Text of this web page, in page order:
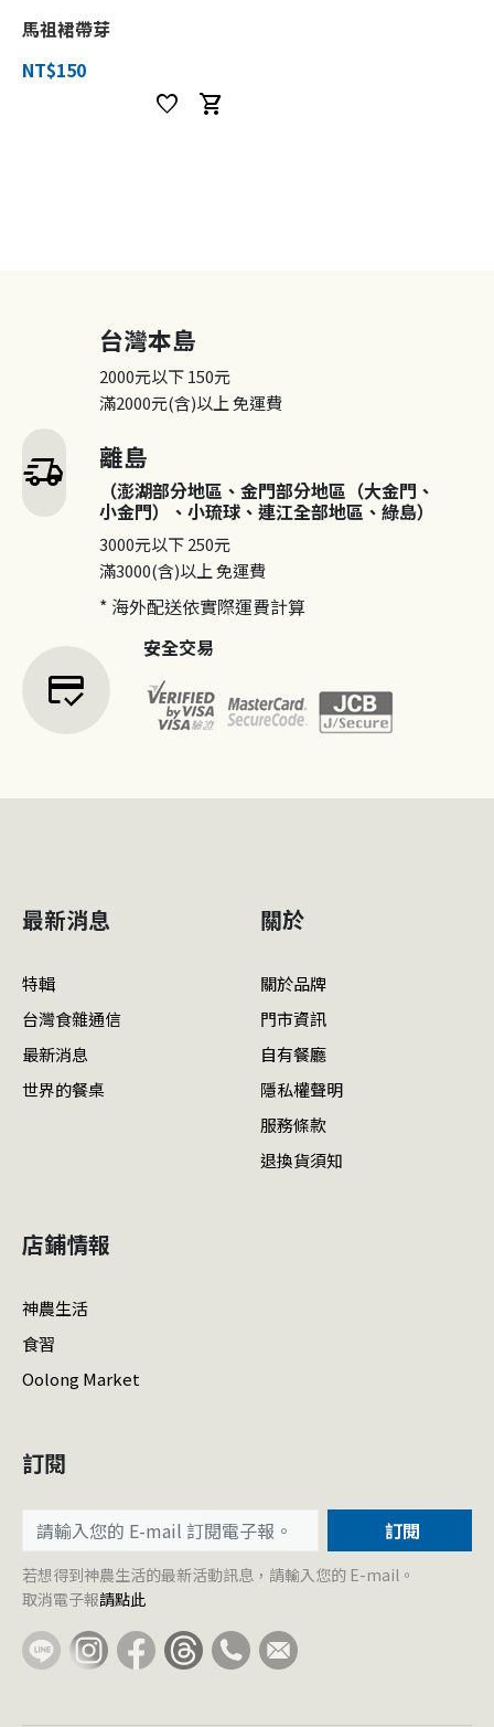
馬祖裙帶芽
NT$150
favorite shopping_cart
delivery_truck_speed
台灣本島
2000元以下150元
滿2000元(含)以上免運費
離島
（澎湖部分地區、金門部分地區（大金門、
小金門）、小琉球、連江全部地區、綠島）
3000元以下250元
滿3000(含)以上免運費
* 海外配送依實際運費計算
credit_score
安全交易
最新消息
特輯
台灣食雜通信
最新消息
世界的餐桌
關於
關於品牌
門市資訊
自有餐廳
隱私權聲明
服務條款
退換貨須知
店鋪情報
神農生活
食習
Oolong Market
訂閱
訂閱
若想得到神農生活的最新活動訊息，請輸入您的 E-mail。
取消電子報請點此